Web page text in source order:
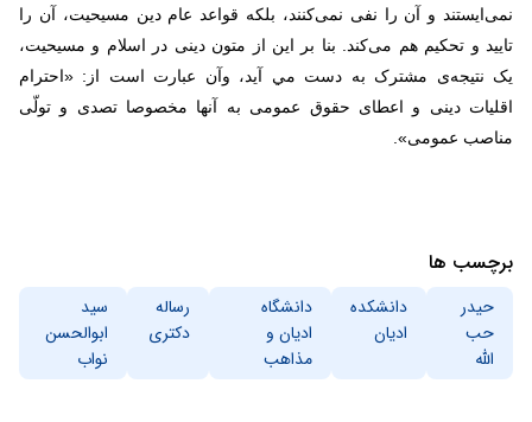
نمی‌ایستند و آن را نفی نمی‌کنند، بلکه قواعد عام دین مسیحیت، آن را
تایید و تحکیم هم می‌کند. بنا بر اين از متون دینی در اسلام و مسیحیت،
یک نتیجه‌ی مشترک به دست مي آيد، وآن عبارت است از: «احترام
اقلیات دینی و اعطای حقوق عمومی به آنها مخصوصا تصدی و تولّی
مناصب عمومى».
برچسب ها
حیدر
حب
الله
دانشکده
ادیان
دانشگاه
ادیان و
مذاهب
رساله
دکتری
سید
ابوالحسن
نواب